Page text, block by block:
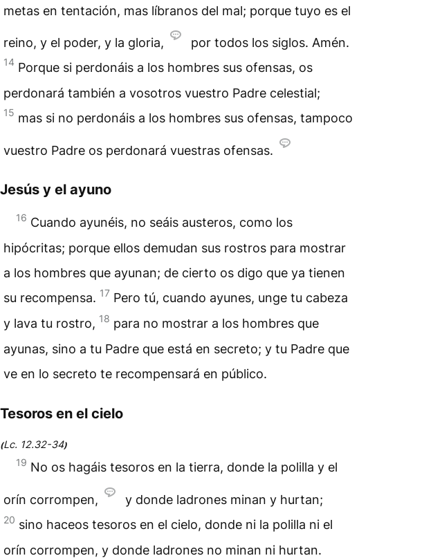
metas en tentación, mas líbranos del mal; porque tuyo es el
reino, y el poder, y la gloria, por todos los siglos. Amén.
14 Porque si perdonáis a los hombres sus ofensas, os
perdonará también a vosotros vuestro Padre celestial;
15 mas si no perdonáis a los hombres sus ofensas, tampoco
vuestro Padre os perdonará vuestras ofensas.
Jesús y el ayuno
16 Cuando ayunéis, no seáis austeros, como los
hipócritas; porque ellos demudan sus rostros para mostrar
a los hombres que ayunan; de cierto os digo que ya tienen
su recompensa. 17 Pero tú, cuando ayunes, unge tu cabeza
y lava tu rostro, 18 para no mostrar a los hombres que
ayunas, sino a tu Padre que está en secreto; y tu Padre que
ve en lo secreto te recompensará en público.
Tesoros en el cielo
(Lc. 12.32-34)
19 No os hagáis tesoros en la tierra, donde la polilla y el
orín corrompen, y donde ladrones minan y hurtan;
20 sino haceos tesoros en el cielo, donde ni la polilla ni el
orín corrompen, y donde ladrones no minan ni hurtan.